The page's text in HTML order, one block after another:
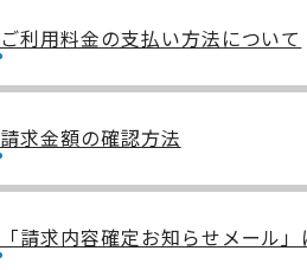
ご利用料金の支払い方法について
請求金額の確認方法
「請求内容確定お知らせメール